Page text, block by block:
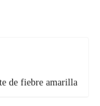
de fiebre amarilla